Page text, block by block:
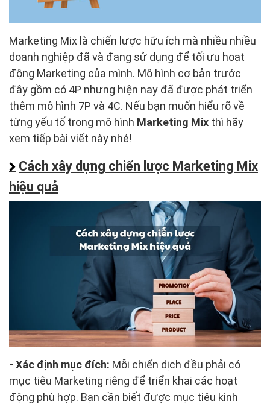
Marketing Mix là chiến lược hữu ích mà nhiều nhiều
doanh nghiệp đã và đang sử dụng để tối ưu hoạt
động Marketing của mình. Mô hình cơ bản trước
đây gồm có 4P nhưng hiện nay đã được phát triển
thêm mô hình 7P và 4C. Nếu bạn muốn hiểu rõ về
từng yếu tố trong mô hình Marketing Mix thì hãy
xem tiếp bài viết này nhé!
Cách xây dựng chiến lược Marketing Mix
hiệu quả
- Xác định mục đích: Mỗi chiến dịch đều phải có
mục tiêu Marketing riêng để triển khai các hoạt
động phù hợp. Bạn cần biết được mục tiêu kinh